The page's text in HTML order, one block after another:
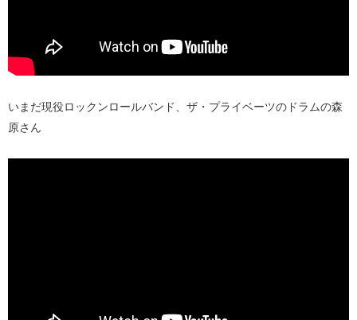
いまだ現役ロックンロールバンド、ザ・プライベーツのドラムの森
原さん